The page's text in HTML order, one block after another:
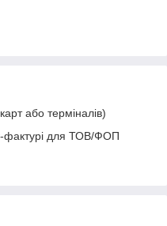
або терміналів)
фактурі для ТОВ/ФОП